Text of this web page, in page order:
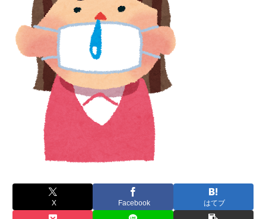
X Facebook はてブ